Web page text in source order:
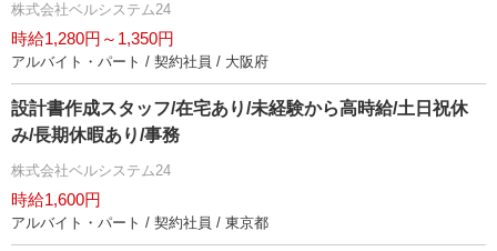
株式会社ベルシステム24
時給1,280円～1,350円
アルバイト・パート / 契約社員 / 大阪府
設計書作成スタッフ/在宅あり/未経験から高時給/土日祝休
み/長期休暇あり/事務
株式会社ベルシステム24
時給1,600円
アルバイト・パート / 契約社員 / 東京都